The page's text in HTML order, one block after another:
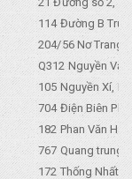
114 Đường B
204/56 Nơ Trang
Q312 Nguyền
105 Nguyền Xí,
704 Điện Biên
182 Phan Văn
767 Quang trung,
172 Thống Nhất.